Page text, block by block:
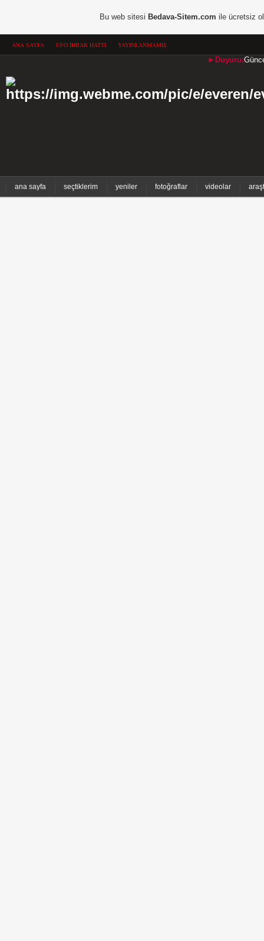
ANA SAYFA UFO İHBAR HATTI YAYINLANMAMIŞ
►Duyuru:
ana sayfa seçtiklerim yeniler fotoğraflar videolar
Bu web sitesi Bedava-Sitem.com ile ücretsiz